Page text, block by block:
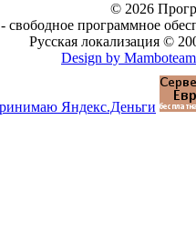
© 2026
- свободное программное
Русская локализация ©
Design by